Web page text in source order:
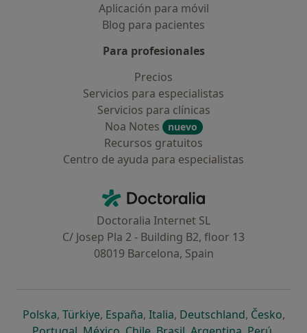
Aplicación para móvil
Blog para pacientes
Para profesionales
Precios
Servicios para especialistas
Servicios para clínicas
Noa Notes
nuevo
Recursos gratuitos
Centro de ayuda para especialistas
Doctoralia - Página de inicio
Doctoralia Internet SL
C/ Josep Pla 2 - Building B2, floor 13
08019 Barcelona, Spain
Polskase abre en una nueva pestaña
, Türkiyese abre en una nueva pestaña
, Españase abre en una nueva pestaña
, Italiase abre en una nueva
, Deutschlandse abre en
, Českose
,